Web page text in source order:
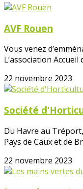
AVF Rouen
Vous venez
L’association Accueil
22 novembre 2023
Société
Du Havre au
Pays de Caux et de
22 novembre 2023